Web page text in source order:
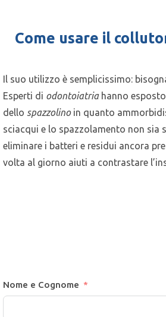
Come usare il
Il suo utilizzo è semplicissimo:
Esperti di odontoiatriahanno
dello spazzolinoin quanto
sciacqui e lo spazzolamento non sia
eliminare i batteri e residui ancora
volta al giorno aiuti a contrastare
Nome e Cognome